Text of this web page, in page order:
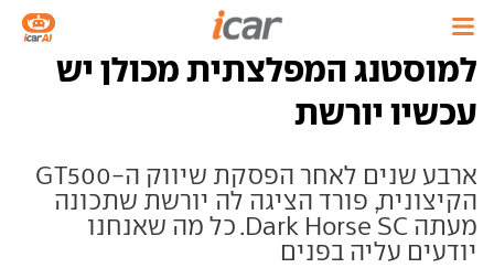
למוסטנג המפלצתית מכולן יש
עכשיו יורשת
ארבע שנים לאחר הפסקת שיווק ה-GT500
הקיצונית, פורד הציגה לה יורשת שתכונה
מעתה Dark Horse SC. כל מה שאנחנו
יודעים עליה בפנים